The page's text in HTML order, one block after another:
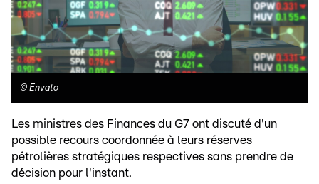
© Envato
Les ministres des Finances du G7 ont discuté d'un
possible recours coordonnée à leurs réserves
pétrolières stratégiques respectives sans prendre de
décision pour l'instant.